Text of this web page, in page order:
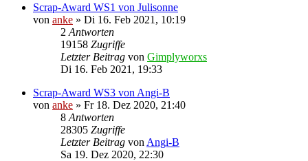
Scrap-Award WS1 von Julisonne
von anke » Di 16. Feb 2021, 10:19
2 Antworten
19158 Zugriffe
Letzter Beitrag von Gimplyworxs
Di 16. Feb 2021, 19:33
Scrap-Award WS3 von Angi-B
von anke » Fr 18. Dez 2020, 21:40
8 Antworten
28305 Zugriffe
Letzter Beitrag von Angi-B
Sa 19. Dez 2020, 22:30